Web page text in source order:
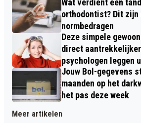
Wat verdient een
orthodontist? Dit
normbedragen
Deze simpele
direct
psychologen leggen
Jouw Bol-gegevens
maanden op het
het pas deze week
Meer artikelen